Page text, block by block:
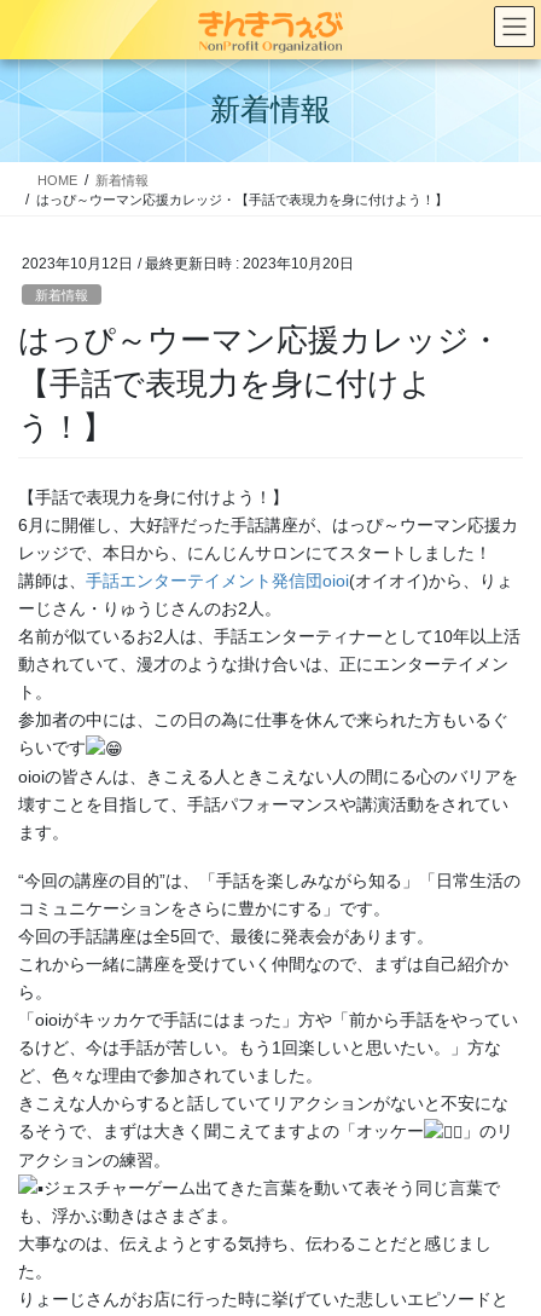
テ
ン
へ
ス
ゲ
ー
ョ
ン
新着情報
HOME
新着情報
はっぴ～ウーマン応援カレッジ・【手話で表現力を身に付けよう！】
2023年10月12日 / 最終更新日時 : 2023年10月20日
新着情報
はっぴ～ウーマン応援カレッジ・
【手話で表現力を身に付けよ
う！】
【手話で表現力を身に付けよう！】
6月に開催し、大好評だった手話講座が、はっぴ～ウーマン応援カ
レッジで、本日から、にんじんサロンにてスタートしました！
講師は、 手話エンターテイメント発信団oioi(オイオイ)から、りょ
ーじさん・りゅうじさんのお2人。
名前が似ているお2人は、手話エンターティナーとして10年以上活
動されていて、漫才のような掛け合いは、正にエンターテイメン
ト。
参加者の中には、この日の為に仕事を休んで来られた方もいるぐ
らいです
oioiの皆さんは、きこえる人ときこえない人の間にる心のバリアを
壊すことを目指して、手話パフォーマンスや講演活動をされてい
ます。
“今回の講座の目的”は、「手話を楽しみながら知る」「日常生活の
コミュニケーションをさらに豊かにする」です。
今回の手話講座は全5回で、最後に発表会があります。
これから一緒に講座を受けていく仲間なので、まずは自己紹介か
ら。
「oioiがキッカケで手話にはまった」方や「前から手話をやってい
るけど、今は手話が苦しい。もう1回楽しいと思いたい。」方な
ど、色々な理由で参加されていました。
きこえな人からすると話していてリアクションがないと不安にな
るそうで、まずは大きく聞こえてますよの「オッケー
」のリ
アクションの練習。
ジェスチャーゲーム出てきた言葉を動いて表そう同じ言葉で
も、浮かぶ動きはさまざま。
大事なのは、伝えようとする気持ち、伝わることだと感じまし
た。
りょーじさんがお店に行った時に挙げていた悲しいエピソードと